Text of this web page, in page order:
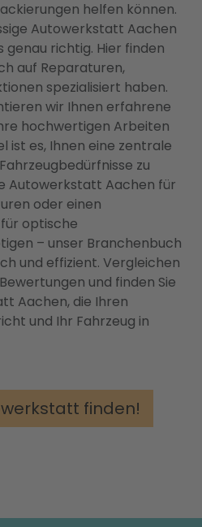
helfen können.
Autowerkstatt Aachen
genau richtig. Hier finden
auf Reparaturen,
spezialisiert haben.
wir Ihnen erfahrene
hochwertigen Arbeiten
ist es, Ihnen eine zentrale
zu
Autowerkstatt Aachen für
oder einen
für optische
– unser Branchenbuch
und effizient. Vergleichen
und finden Sie
Aachen, die Ihren
und Ihr Fahrzeug in
finden!